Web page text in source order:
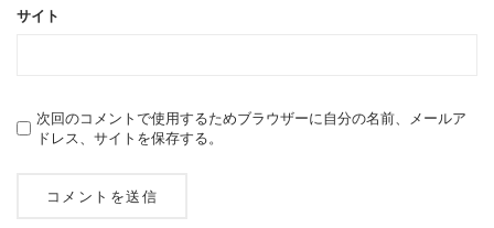
サイト
次回のコメントで使用するためブラウザーに自分の名前、メールア
ドレス、サイトを保存する。